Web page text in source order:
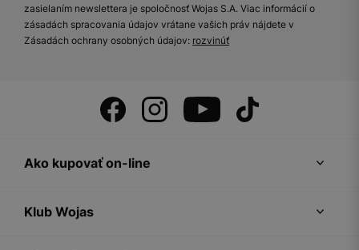
zasielaním newslettera je spoločnosť Wojas S.A. Viac informácií o
zásadách spracovania údajov vrátane vašich práv nájdete v
Zásadách ochrany osobných údajov: rozvinúť
Ako kupovať on-line
Klub Wojas